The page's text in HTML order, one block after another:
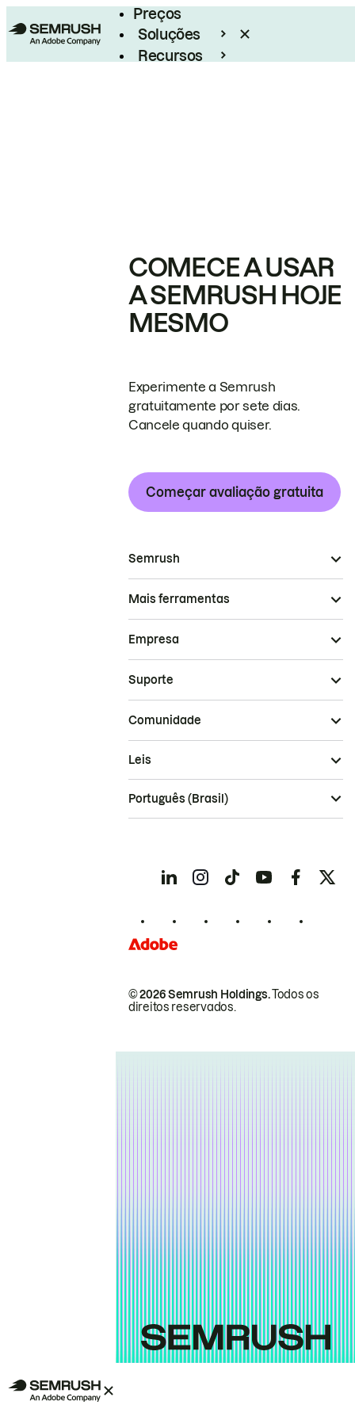
Preços
Soluções
Recursos
COMECE A USAR
A SEMRUSH HOJE
MESMO
Experimente a Semrush
gratuitamente por sete dias.
Cancele quando quiser.
Começar avaliação gratuita
Semrush
Mais ferramentas
Empresa
Suporte
Comunidade
© 2026 Semrush Holdings.Todos os
direitos reservados.
Leis
Português (Brasil)